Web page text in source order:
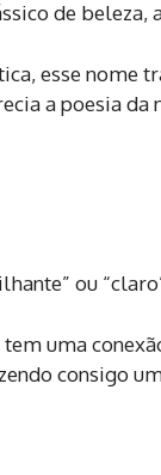
de beleza,
esse nome
a poesia da
ou
uma
consigo